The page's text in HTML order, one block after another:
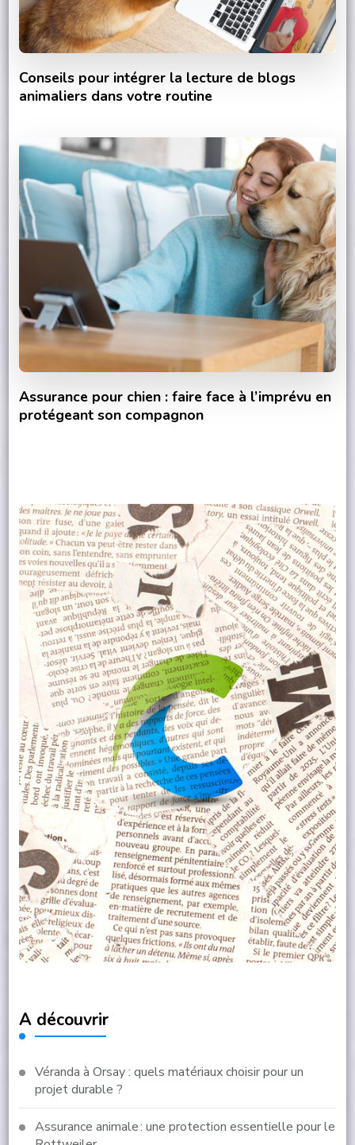
Conseils pour intégrer la lecture de blogs
animaliers dans votre routine
Assurance pour chien : faire face à l’imprévu en
protégeant son compagnon
A découvrir
Véranda à Orsay : quels matériaux choisir pour un
projet durable ?
Assurance animale : une protection essentielle pour le